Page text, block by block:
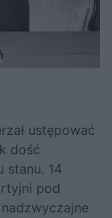
ustępować
dość
stanu. 14
pod